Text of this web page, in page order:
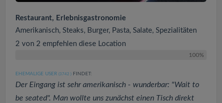
Restaurant, Erlebnisgastronomie
Amerikanisch, Steaks, Burger, Pasta, Salate, Spezialitäten
2 von 2 empfehlen diese Location
100%
EHEMALIGE USER (3742 ) FINDET:
Der Eingang ist sehr amerikanisch - wunderbar: "Wait to
be seated". Man wollte uns zunächst einen Tisch direkt